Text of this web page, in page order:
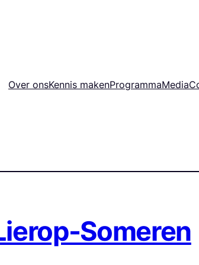
Over onsKennis makenProgrammaMedia
Someren